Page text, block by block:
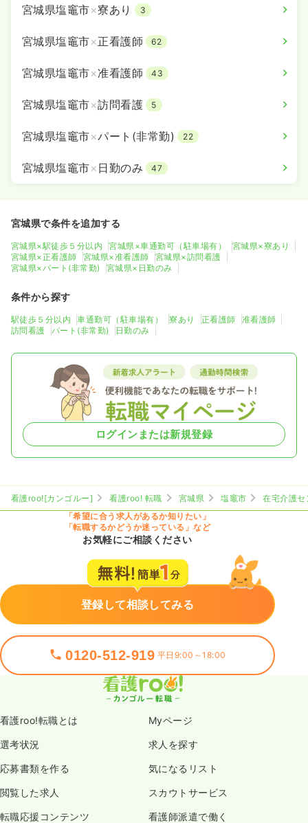
宮城県塩竈市×寮あり 3
宮城県塩竈市×正看護師 62
宮城県塩竈市×准看護師 43
宮城県塩竈市×訪問看護 5
宮城県塩竈市×パート(非常勤) 22
宮城県塩竈市× 日勤のみ 47
宮城県で条件を追加する
宮城県×駅徒歩５分以内 宮城県×車通勤可（駐車場有）
宮城県×寮あり
宮城県×正看護師
宮城県×准看護師
宮城県×訪問看護
宮城県×パート(非常勤)
宮城県×日勤のみ
条件から探す
駅徒歩５分以内 車通勤可（駐車場有） 寮あり 正看護師
准看護師
訪問看護
パート(非常勤) 日勤のみ
ログインまたは新規登録
看護roo![カンゴルー] 看護roo! 転職 宮城県 塩竈市
在宅介護
「希望に合う求人があるか知りたい」
「転職するかどうか迷っている」など
お気軽にご相談ください
登録して相談してみる
0120-512-919 平日9:00～18:00
看護roo!転職とは Myページ
選考状況 求人を探す
応募書類を作る 気になるリスト
閲覧した求人 スカウトサービス
転職応援コンテンツ 看護師派遣で働く